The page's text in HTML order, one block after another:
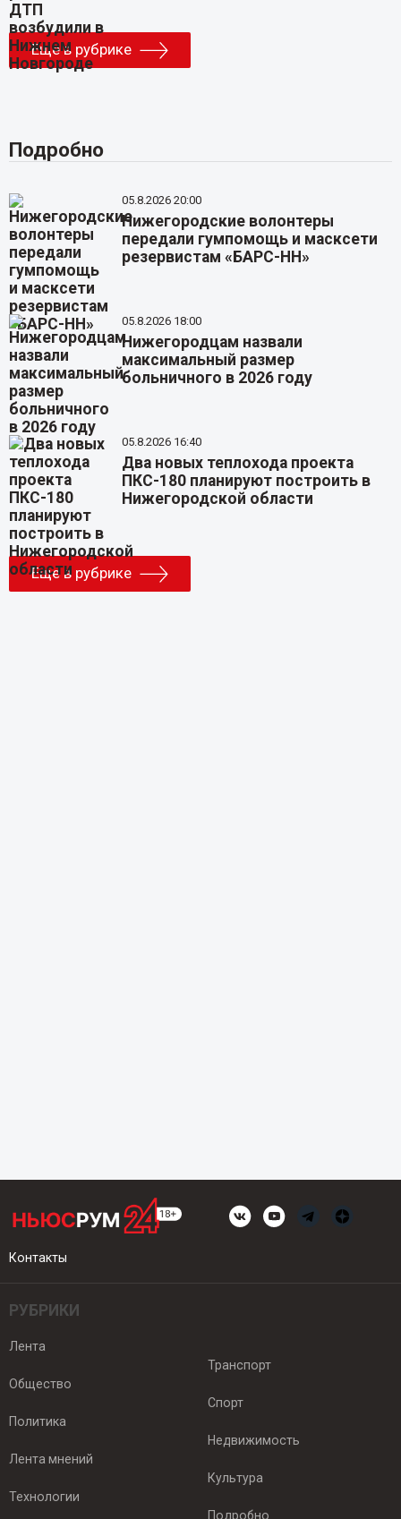
Еще в рубрике
Подробно
05.8.2026 20:00
Нижегородские волонтеры
передали гумпомощь и масксети
резервистам «БАРС-НН»
05.8.2026 18:00
Нижегородцам назвали
максимальный размер
больничного в 2026 году
05.8.2026 16:40
Два новых теплохода проекта
ПКС-180 планируют построить в
Нижегородской области
Еще в рубрике
Контакты
РУБРИКИ
Лента
Общество
Политика
Лента мнений
Технологии
Транспорт
Спорт
Недвижимость
Культура
Подробно